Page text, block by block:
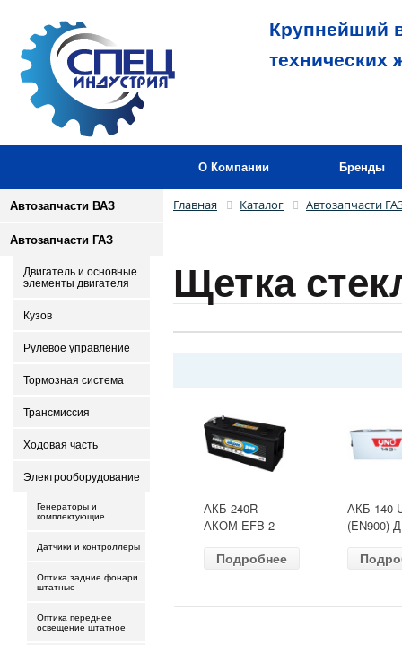
Крупнейший
технических
О Компании Бренды
Автозапчасти ВАЗ
Автозапчасти ГАЗ
Двигатель и основные
элементы двигателя
Кузов
Рулевое управление
Тормозная система
Трансмиссия
Ходовая часть
Электрооборудование
Генераторы и
комплектующие
Датчики и контроллеры
Оптика задние фонари
штатные
Оптика переднее
освещение штатное
Главная Каталог Автозапчасти
Щетка
АКБ 240R
АКОМ EFB 2-
(EN1500) ДШВ
Подробнее
АКБ 140
(EN900)
залит